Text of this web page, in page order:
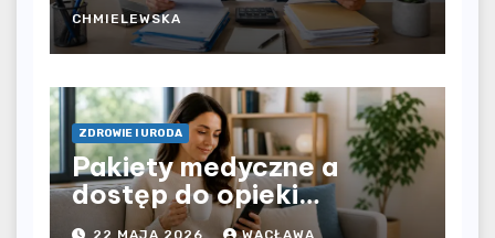
rozliczyć oba źródła
dochodu?
CHMIELEWSKA
ZDROWIE I URODA
Pakiety medyczne a
dostęp do opieki
zdrowotnej bez
22 MAJA 2026 WACŁAWA